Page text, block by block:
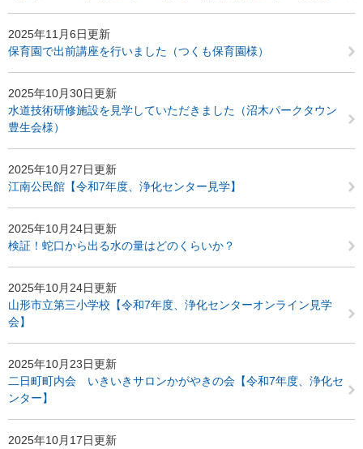
2025年11月6日更新
保育園で出前講座を行いました（つくも保育園様）
2025年10月30日更新
水道技術研修施設を見学していただきました（沼木パークタウン
豊生会様）
2025年10月27日更新
江南公民館【令和7年度、浄化センター見学】
2025年10月24日更新
検証！蛇口から出る水の量はどのくらいか？
2025年10月24日更新
山形市立第三小学校【令和7年度、浄化センターオンライン見学
会】
2025年10月23日更新
二日町町内会 いきいきサロンかがやきの会【令和7年度、浄化セ
ンター】
2025年10月17日更新